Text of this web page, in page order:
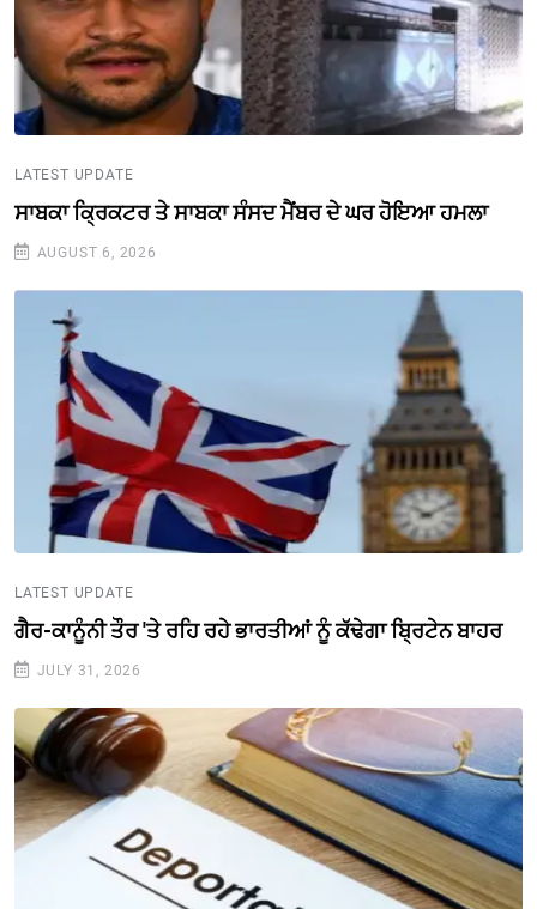
LATEST UPDATE
ਸਾਬਕਾ ਕ੍ਰਿਕਟਰ ਤੇ ਸਾਬਕਾ ਸੰਸਦ ਮੈਂਬਰ ਦੇ ਘਰ ਹੋਇਆ ਹਮਲਾ
AUGUST 6, 2026
LATEST UPDATE
ਗੈਰ-ਕਾਨੂੰਨੀ ਤੌਰ 'ਤੇ ਰਹਿ ਰਹੇ ਭਾਰਤੀਆਂ ਨੂੰ ਕੱਢੇਗਾ ਬ੍ਰਿਟੇਨ ਬਾਹਰ
JULY 31, 2026